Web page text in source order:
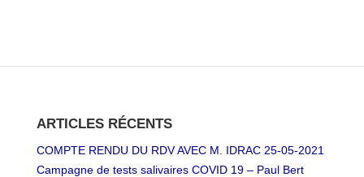
ARTICLES RÉCENTS
COMPTE RENDU DU RDV AVEC M. IDRAC 25-05-2021
Campagne de tests salivaires COVID 19 – Paul Bert